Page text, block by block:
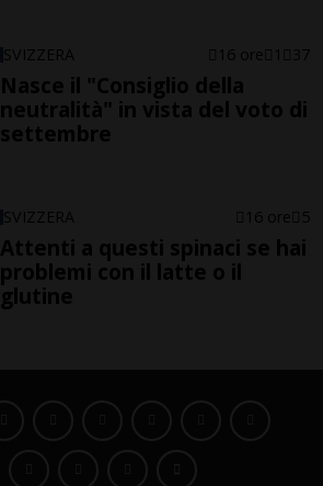
SVIZZERA 16 ore 1 37
Nasce il "Consiglio della
neutralità" in vista del voto di
settembre
SVIZZERA 16 ore 5
Attenti a questi spinaci se hai
problemi con il latte o il
glutine